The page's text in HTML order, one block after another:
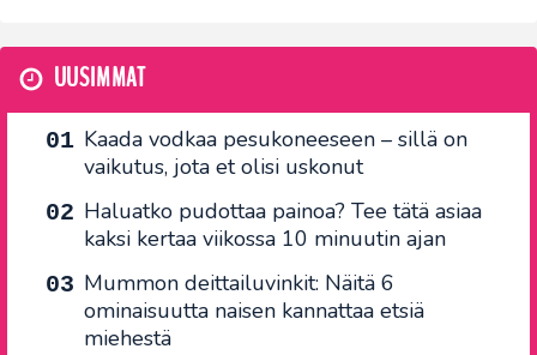
UUSIMMAT
Kaada vodkaa pesukoneeseen – sillä on
vaikutus, jota et olisi uskonut
Haluatko pudottaa painoa? Tee tätä asiaa
kaksi kertaa viikossa 10 minuutin ajan
Mummon deittailuvinkit: Näitä 6
ominaisuutta naisen kannattaa etsiä
miehestä